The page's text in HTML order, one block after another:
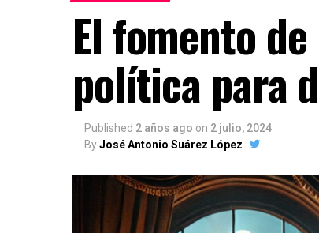
El fomento
política para
Published 2 años ago on 2 julio, 2024
ByJosé Antonio Suárez López